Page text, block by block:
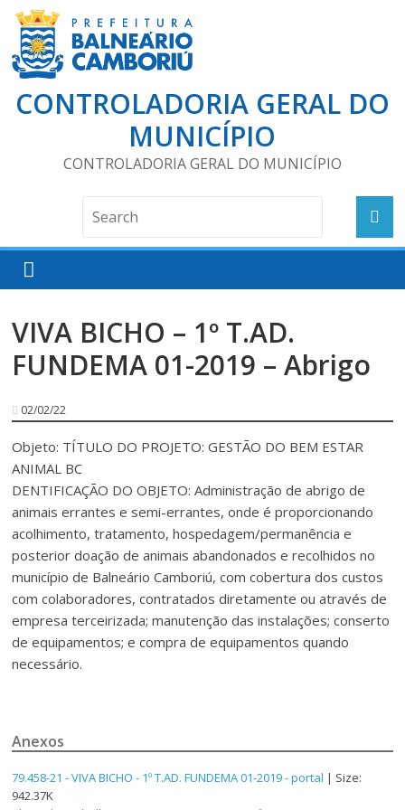
CONTROLADORIA GERAL DO
MUNICÍPIO
CONTROLADORIA GERAL DO MUNICÍPIO
VIVA BICHO – 1º T.AD.
FUNDEMA 01-2019 – Abrigo
02/02/22
Objeto: TÍTULO DO PROJETO: GESTÃO DO BEM ESTAR
ANIMAL BC
DENTIFICAÇÃO DO OBJETO: Administração de abrigo de
animais errantes e semi-errantes, onde é proporcionando
acolhimento, tratamento, hospedagem/permanência e
posterior doação de animais abandonados e recolhidos no
município de Balneário Camboriú, com cobertura dos custos
com colaboradores, contratados diretamente ou através de
empresa terceirizada; manutenção das instalações; conserto
de equipamentos; e compra de equipamentos quando
necessário.
Anexos
79.458-21 - VIVA BICHO - 1º T.AD. FUNDEMA 01-2019 - portal | Size:
942.37K